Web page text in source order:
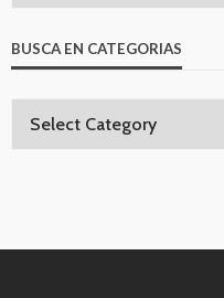
BUSCA EN CATEGORIAS